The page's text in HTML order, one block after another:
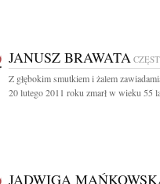
JANUSZ BRAWATA
Z głębokim smutkiem i żalem
20 lutego 2011 roku zmarł w wieku 55
JADWIGA